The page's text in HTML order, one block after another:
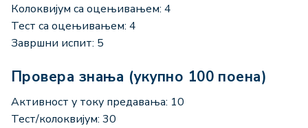
Колоквијум са оцењивањем: 4
Тест са оцењивањем: 4
Завршни испит: 5
Провера знања (укупно 100 поена)
Активност у току предавања: 10
Тест/колоквијум: 30